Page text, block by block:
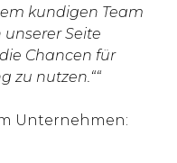
kundigen Team
unserer Seite
die Chancen für
zu nutzen.““
Unternehmen: